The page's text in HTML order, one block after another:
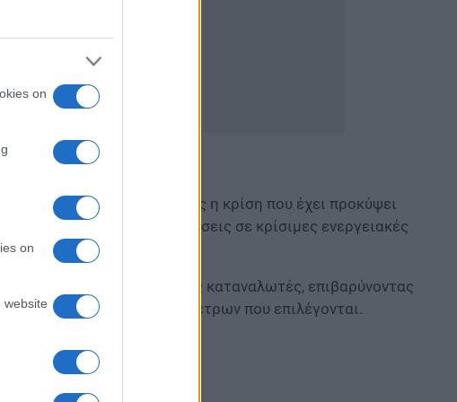
on
on
website
αποφάσεις, καθώς η κρίση που έχει προκύψει
των διεθνών τιμών. Επιθέσεις σε κρίσιμες ενεργειακές
μετακυλίεται τελικά στους καταναλωτές, επιβαρύνοντας
στον σχεδιασμό των μέτρων που επιλέγονται.
θέρμανσης 2026